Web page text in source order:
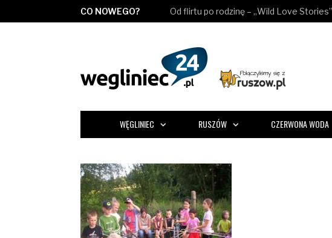
CO NOWEGO? Od flirtu po rodzinę – „Wild Love
WĘGLINIEC RUSZÓW CZERWONA WODA